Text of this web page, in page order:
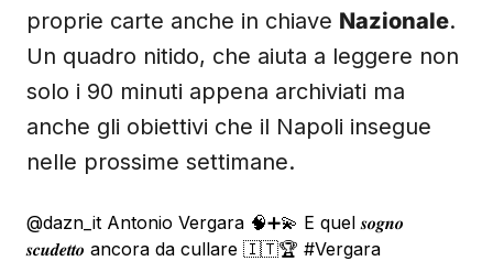
proprie carte anche in chiave Nazionale.
Un quadro nitido, che aiuta a leggere non
solo i 90 minuti appena archiviati ma
anche gli obiettivi che il Napoli insegue
nelle prossime settimane.
@dazn_it Antonio Vergara 🧠➕💫 E quel 𝒔𝒐𝒈𝒏𝒐
𝒔𝒄𝒖𝒅𝒆𝒕𝒕𝒐 ancora da cullare 🇮🇹🏆 #Vergara